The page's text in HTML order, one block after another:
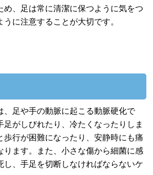
め、足は常に清潔に保つように気をつ
に注意することが大切です。
、足や手の動脈に起こる動脈硬化で
足がしびれたり、冷たくなったりしま
歩行が困難になったり、安静時にも痛
ります。また、小さな傷から細菌に感
し、手足を切断しなければならないケ